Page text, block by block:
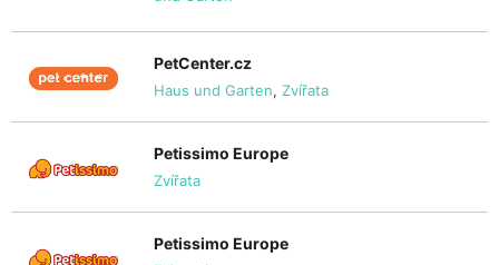
PetCenter.cz
Haus und Garten, Zvířata
Petissimo Europe
Zvířata
Petissimo Europe